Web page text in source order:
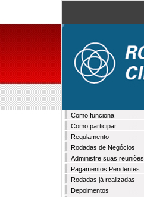
Como funciona
Como participar
Regulamento
Rodadas de Negócios
Administre suas reuniões
Pagamentos Pendentes
Rodadas já realizadas
Depoimentos